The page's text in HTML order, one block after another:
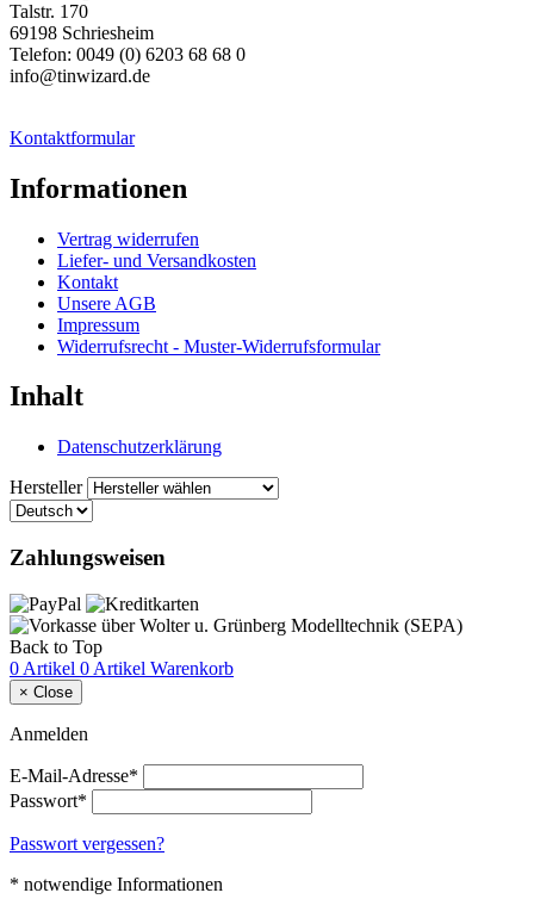
Talstr. 170
69198 Schriesheim
Telefon: 0049 (0) 6203 68 68 0
info@tinwizard.de
Kontaktformular
Informationen
Vertrag widerrufen
Liefer- und Versandkosten
Kontakt
Unsere AGB
Impressum
Widerrufsrecht - Muster-Widerrufsformular
Inhalt
Datenschutzerklärung
Hersteller
Zahlungsweisen
Back to Top
0 Artikel 0 Artikel Warenkorb
× Close
Anmelden
E-Mail-Adresse*
Passwort*
Passwort vergessen?
* notwendige Informationen